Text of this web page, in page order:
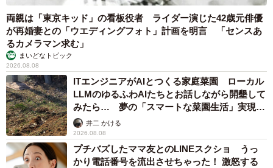
両親は「東京キッド」の看板役者 ライダー演じた42歳元俳優
が再婚妻との「ウエディングフォト」計画を明言 「センスあ
るカメラマン求む」
まいどなトピック
2026.08.08
ITエンジニアがAIとつくる家庭菜園 ローカル
LLMのゆるふわAIたちとお話しながら開墾して
みたら… 夢の「スマートな菜園生活」実現な
るか井二 かける
2026.08.08
プチバズしたママ友とのLINEスクショ うっ
かり電話番号を流出させちゃった！ 激怒する